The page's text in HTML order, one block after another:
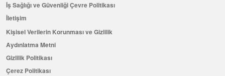
İş Sağlığı ve Güvenliği Çevre Politikası
İletişim
Kişisel Verilerin Korunması ve Gizlilik
Aydınlatma Metni
Gizlilik Politikası
Çerez Politikası